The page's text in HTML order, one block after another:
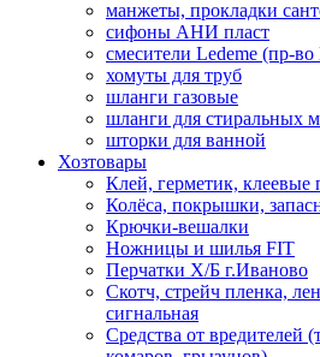
манжеты, прокладки
сифоны АНИ пласт
смесители Ledeme (пр-
хомуты для труб
шланги газовые
шланги для стиральных
шторки для ванной
Хозтовары
Клей, герметик, клеевые
Колёса, покрышки,
Крючки-вешалки
Ножницы и шилья FIT
Перчатки Х/Б г.Иваново
Скотч, стрейч пленка,
сигнальная
Средства от вредителей